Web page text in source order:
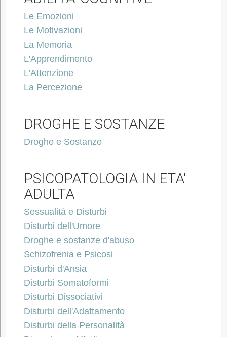
Le Emozioni
Le Motivazioni
La Memoria
L'Apprendimento
L'Attenzione
La Percezione
DROGHE E SOSTANZE
Droghe e Sostanze
PSICOPATOLOGIA IN ETA'
ADULTA
Sessualità e Disturbi
Disturbi dell'Umore
Droghe e sostanze d'abuso
Schizofrenia e Psicosi
Disturbi d'Ansia
Disturbi Somatoformi
Disturbi Dissociativi
Disturbi dell'Adattamento
Disturbi della Personalità